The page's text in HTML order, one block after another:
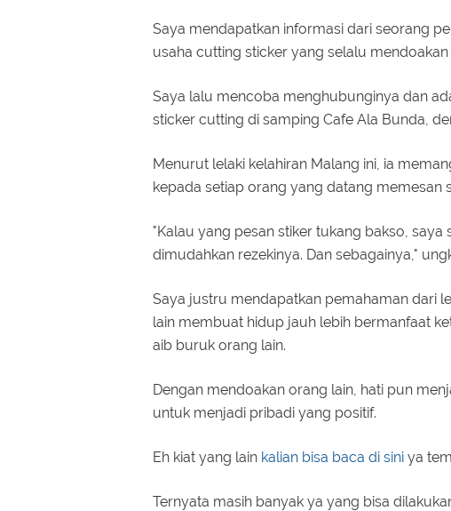
Saya mendapatkan informasi dari seorang
usaha cutting sticker yang selalu
Saya lalu mencoba menghubunginya dan
sticker cutting di samping Cafe Ala Bunda,
Menurut lelaki kelahiran Malang ini, ia
kepada setiap orang yang datang memesan
"Kalau yang pesan stiker tukang bakso,
dimudahkan rezekinya. Dan sebagainya,"
Saya justru mendapatkan pemahaman dari
lain membuat hidup jauh lebih bermanfaat
aib buruk orang lain.
Dengan mendoakan orang lain, hati pun
untuk menjadi pribadi yang positif.
Eh kiat yang lain kalian bisa baca di sini ya
Ternyata masih banyak ya yang bisa